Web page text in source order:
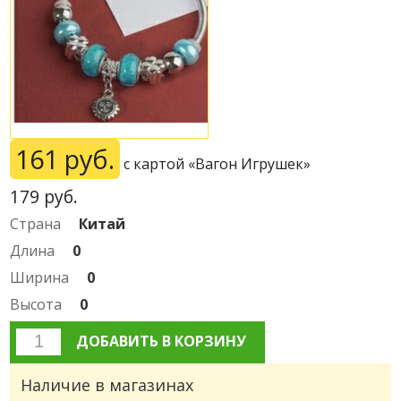
161 руб. с картой «Вагон Игрушек»
179 руб.
Страна
Китай
Длина
0
Ширина
0
Высота
0
ДОБАВИТЬ В КОРЗИНУ
Наличие в магазинах